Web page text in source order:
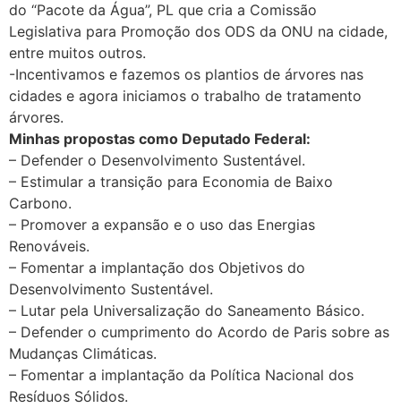
do “Pacote da Água”, PL que cria a Comissão
Legislativa para Promoção dos ODS da ONU na cidade,
entre muitos outros.
-Incentivamos e fazemos os plantios de árvores nas
cidades e agora iniciamos o trabalho de tratamento
árvores.
Minhas propostas como Deputado Federal:
– Defender o Desenvolvimento Sustentável.
– Estimular a transição para Economia de Baixo
Carbono.
– Promover a expansão e o uso das Energias
Renováveis.
– Fomentar a implantação dos Objetivos do
Desenvolvimento Sustentável.
– Lutar pela Universalização do Saneamento Básico.
– Defender o cumprimento do Acordo de Paris sobre as
Mudanças Climáticas.
– Fomentar a implantação da Política Nacional dos
Resíduos Sólidos.